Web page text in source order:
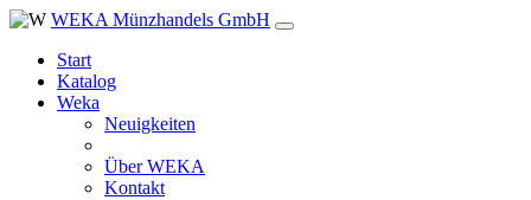
WEKA Münzhandels GmbH
Start
Katalog
Weka
Neuigkeiten
Über WEKA
Kontakt